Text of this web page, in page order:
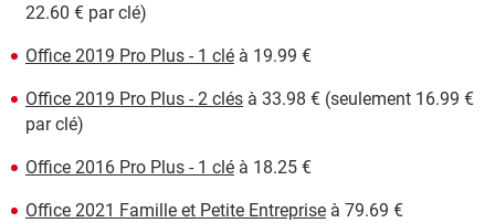
22.60 € par clé)
Office 2019 Pro Plus - 1 clé à 19.99 €
Office 2019 Pro Plus - 2 clés à 33.98 € (seulement 16.99 €
par clé)
Office 2016 Pro Plus - 1 clé à 18.25 €
Office 2021 Famille et Petite Entreprise à 79.69 €